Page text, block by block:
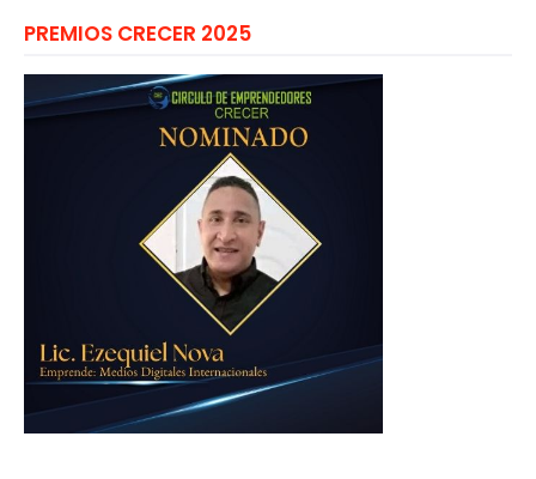
PREMIOS CRECER 2025